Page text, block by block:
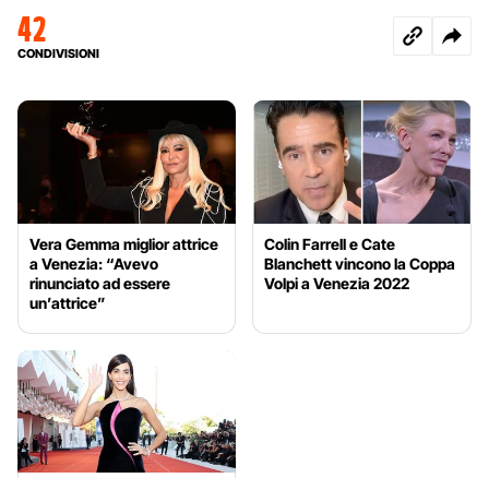
42
CONDIVISIONI
Vera Gemma miglior attrice
a Venezia: “Avevo
rinunciato ad essere
un’attrice”
Colin Farrell e Cate
Blanchett vincono la Coppa
Volpi a Venezia 2022